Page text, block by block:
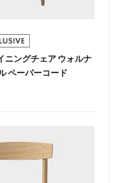
ニングチェア ウォルナ
ペーパーコード